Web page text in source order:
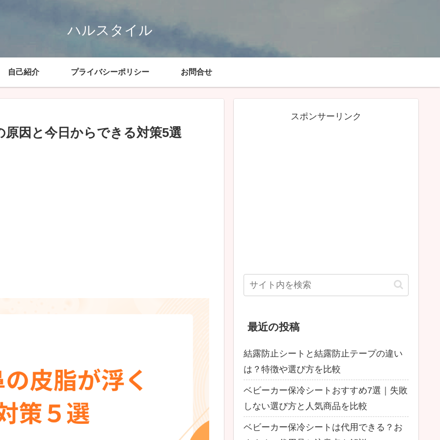
ハルスタイル
自己紹介 プライバシーポリシー お問合せ
因と今日からできる対策5選
スポンサーリンク
最近の投稿
結露防止シートと結露防止テープの違い
は？特徴や選び方を比較
ベビーカー保冷シートおすすめ7選｜失敗
しない選び方と人気商品を比較
ベビーカー保冷シートは代用できる？お